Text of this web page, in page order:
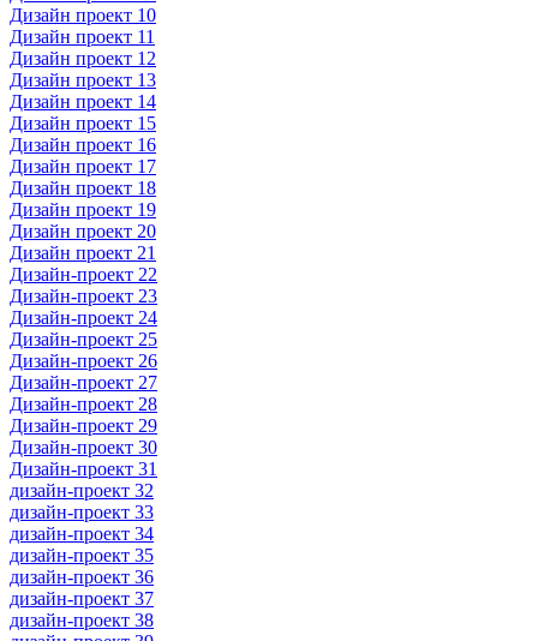
Дизайн проект 10
Дизайн проект 11
Дизайн проект 12
Дизайн проект 13
Дизайн проект 14
Дизайн проект 15
Дизайн проект 16
Дизайн проект 17
Дизайн проект 18
Дизайн проект 19
Дизайн проект 20
Дизайн проект 21
Дизайн-проект 22
Дизайн-проект 23
Дизайн-проект 24
Дизайн-проект 25
Дизайн-проект 26
Дизайн-проект 27
Дизайн-проект 28
Дизайн-проект 29
Дизайн-проект 30
Дизайн-проект 31
дизайн-проект 32
дизайн-проект 33
дизайн-проект 34
дизайн-проект 35
дизайн-проект 36
дизайн-проект 37
дизайн-проект 38